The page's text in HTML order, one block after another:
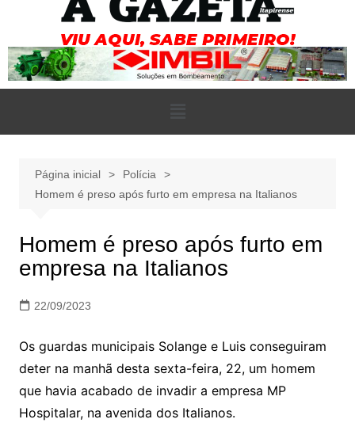
Página inicial
Polícia
Homem é preso após furto em empresa na Italianos
Homem é preso após furto em
empresa na Italianos
22/09/2023
Os guardas municipais Solange e Luis conseguiram
deter na manhã desta sexta-feira, 22, um homem
que havia acabado de invadir a empresa MP
Hospitalar, na avenida dos Italianos.